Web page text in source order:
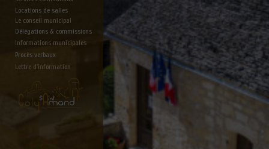
Locations de salles
Le conseil municipal
Délégations & commissions
Informations municipales
Lettre d'information
Procès verbaux